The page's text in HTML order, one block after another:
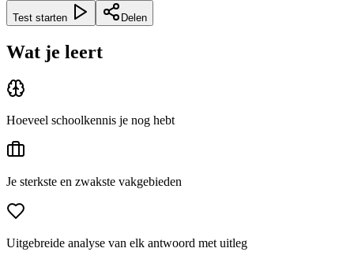
Test starten Delen
Wat je leert
Hoeveel schoolkennis je nog hebt
Je sterkste en zwakste vakgebieden
Uitgebreide analyse van elk antwoord met uitleg